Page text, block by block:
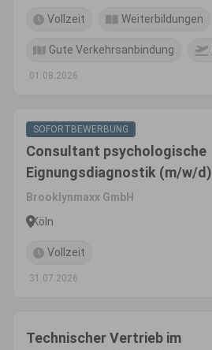
Vollzeit Weiterbildungen
Gute Verkehrsanbindung
01.08.2026
SOFORTBEWERBUNG
Consultant psychologische
Eignungsdiagnostik (m/w/d)
Brooklynmaxx GmbH
Köln
Vollzeit
31.07.2026
Technischer Vertrieb im